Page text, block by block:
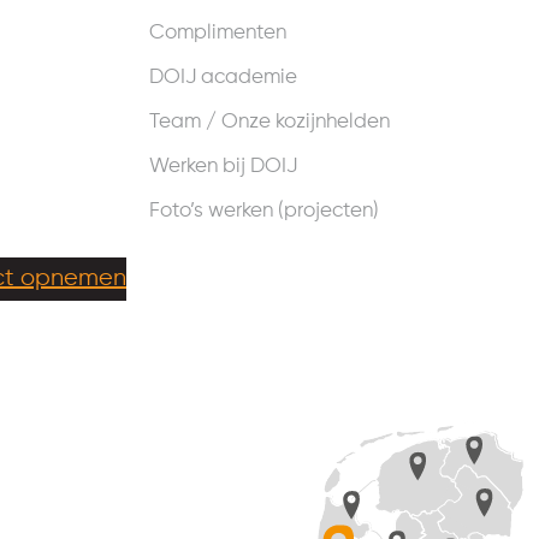
Complimenten
DOIJ academie
Team / Onze kozijnhelden
Werken bij DOIJ
Foto’s werken (projecten)
opnemen